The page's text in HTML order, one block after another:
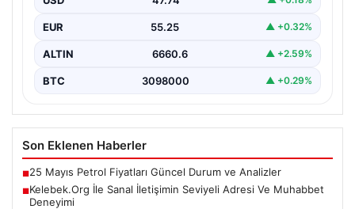
çeşitli…
EUR 55.25 ▲ +0.32%
ALTIN 6660.6 ▲ +2.59%
BTC 3098000 ▲ +0.29%
Son Eklenen Haberler
■25 Mayıs Petrol Fiyatları Güncel Durum ve Analizler
■Kelebek.Org İle Sanal İletişimin Seviyeli Adresi Ve Muhabbet
Deneyimi